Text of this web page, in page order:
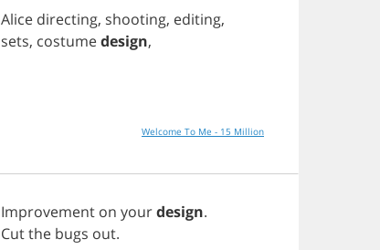
Alice directing, shooting, editing,
sets, costumedesign,
Welcome To Me - 15 Million
Improvement on yourdesign.
Cutthe bugs out.